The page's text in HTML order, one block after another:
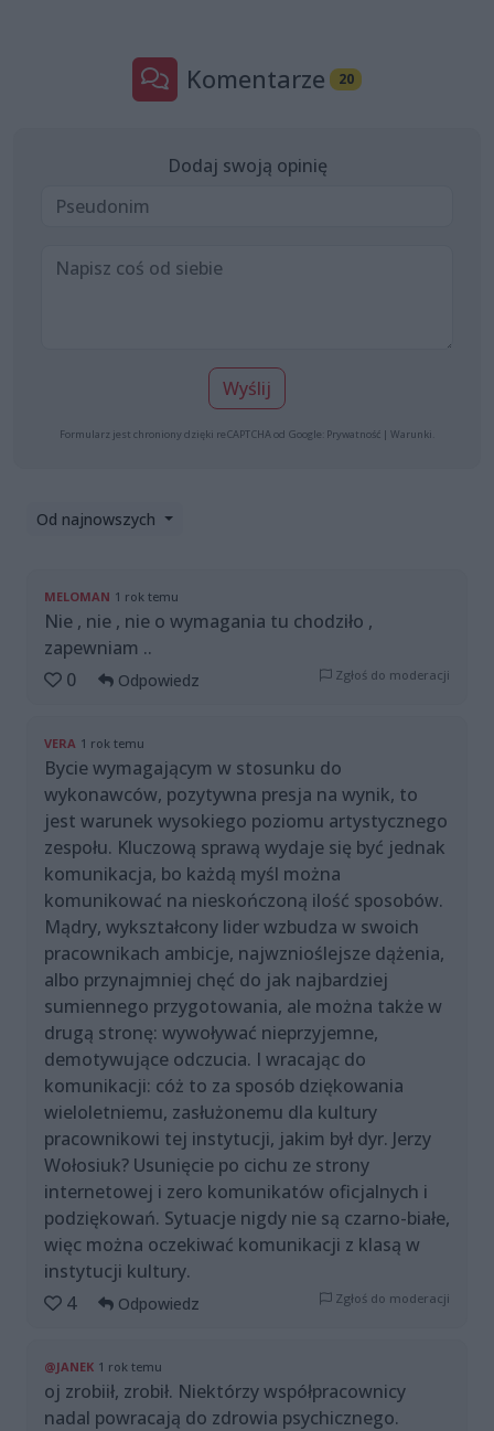
Komentarze 20
Dodaj swoją opinię
Wyślij
Formularz jest chroniony dzięki reCAPTCHA od Google: Prywatność | Warunki
Od najnowszych
MELOMAN 1 rok temu
Nie , nie , nie o wymagania tu chodziło ,
zapewniam ..
0
Odpowiedz Zgłoś do moderacji
VERA 1 rok temu
Bycie wymagającym w stosunku do
wykonawców, pozytywna presja na wynik, to
jest warunek wysokiego poziomu artystycznego
zespołu. Kluczową sprawą wydaje się być jednak
komunikacja, bo każdą myśl można
komunikować na nieskończoną ilość sposobów.
Mądry, wykształcony lider wzbudza w swoich
pracownikach ambicje, najwznioślejsze dążenia,
albo przynajmniej chęć do jak najbardziej
sumiennego przygotowania, ale można także w
drugą stronę: wywoływać nieprzyjemne,
demotywujące odczucia. I wracając do
komunikacji: cóż to za sposób dziękowania
wieloletniemu, zasłużonemu dla kultury
pracownikowi tej instytucji, jakim był dyr. Jerzy
Wołosiuk? Usunięcie po cichu ze strony
internetowej i zero komunikatów oficjalnych i
podziękowań. Sytuacje nigdy nie są czarno-białe,
więc można oczekiwać komunikacji z klasą w
instytucji kultury.
4
Odpowiedz Zgłoś do moderacji
@JANEK 1 rok temu
oj zrobiił, zrobił. Niektórzy współpracownicy
nadal powracają do zdrowia psychicznego.